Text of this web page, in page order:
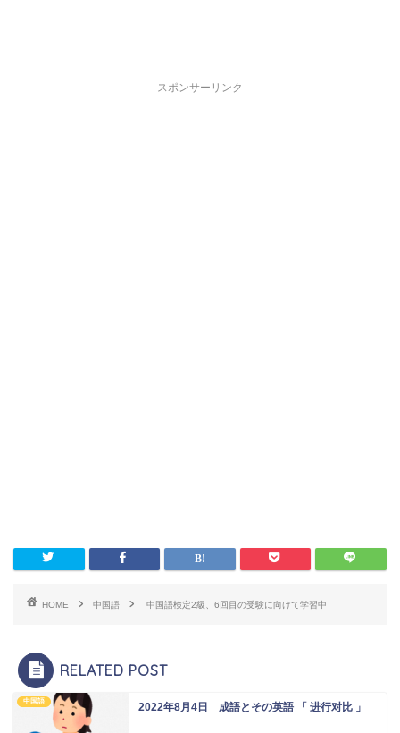
スポンサーリンク
HOME 中国語 中国語検定2級、6回目の受験に向けて学習中
RELATED POST
中国語 2022年8月4日 成語とその英語 「 进行对比 」